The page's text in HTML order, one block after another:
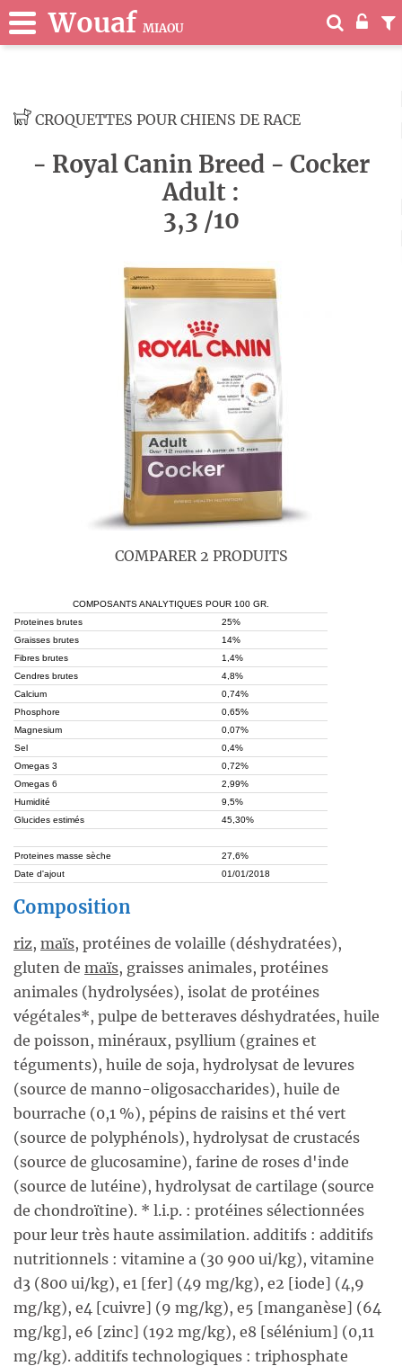
Wouaf MIAOU
CROQUETTES POUR CHIENS DE RACE
- Royal Canin Breed - Cocker
Adult :
3,3 /10
COMPARER 2 PRODUITS
COMPOSANTS ANALYTIQUES POUR 100 GR.
Proteines brutes
25%
Graisses brutes
14%
Fibres brutes
1,4%
Cendres brutes
4,8%
Calcium
0,74%
Phosphore
0,65%
Magnesium
0,07%
Sel
0,4%
Omegas 3
0,72%
Omegas 6
2,99%
Humidité
9,5%
Glucides estimés
45,30%
Proteines masse sèche
27,6%
Date d'ajout
01/01/2018
Composition
riz, maïs, protéines de volaille (déshydratées),
gluten de maïs, graisses animales, protéines
animales (hydrolysées), isolat de protéines
végétales*, pulpe de betteraves déshydratées, huile
de poisson, minéraux, psyllium (graines et
téguments), huile de soja, hydrolysat de levures
(source de manno-oligosaccharides), huile de
bourrache (0,1 %), pépins de raisins et thé vert
(source de polyphénols), hydrolysat de crustacés
(source de glucosamine), farine de roses d'inde
(source de lutéine), hydrolysat de cartilage (source
de chondroïtine). * l.i.p. : protéines sélectionnées
pour leur très haute assimilation. additifs : additifs
nutritionnels : vitamine a (30 900 ui/kg), vitamine
d3 (800 ui/kg), e1 [fer] (49 mg/kg), e2 [iode] (4,9
mg/kg), e4 [cuivre] (9 mg/kg), e5 [manganèse] (64
mg/kg], e6 [zinc] (192 mg/kg), e8 [sélénium] (0,11
mg/kg). additifs technologiques : triphosphate